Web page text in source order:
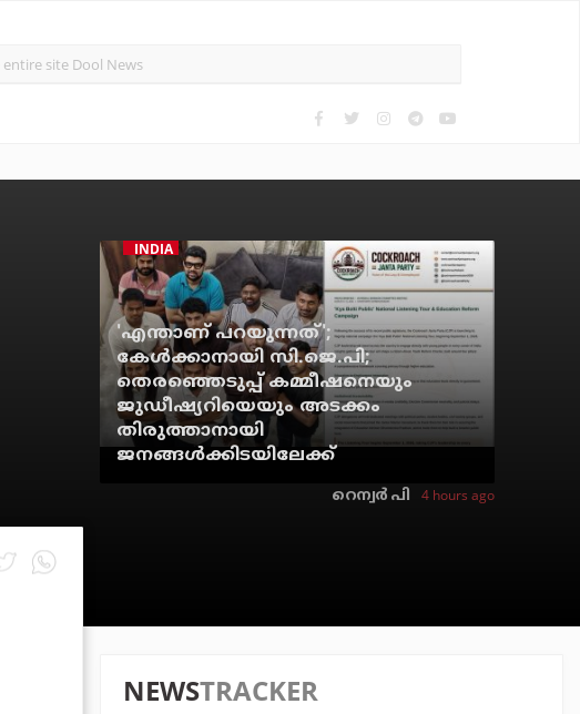
INDIA
'എന്താണ് പറയുന്നത്';
കേള്‍ക്കാനായി സി.ജെ.പി;
തെരഞ്ഞെടുപ്പ് കമ്മീഷനെയും
ജുഡീഷ്യറിയെയും അടക്കം
തിരുത്താനായി
ജനങ്ങള്‍ക്കിടയിലേക്ക്
റെന്വര്‍ പി 4 hours ago
NEWSTRACKER